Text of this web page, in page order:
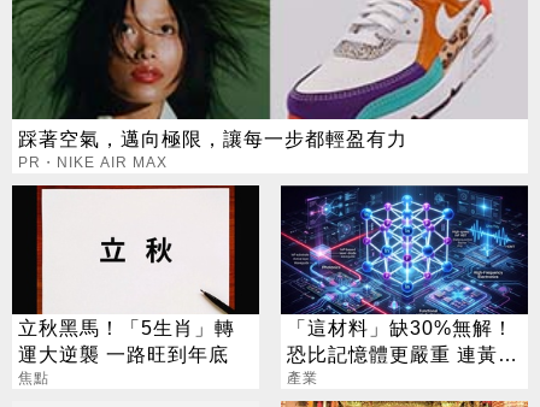
踩著空氣，邁向極限，讓每一步都輕盈有力
PR・NIKE AIR MAX
立秋黑馬！「5生肖」轉
運大逆襲 一路旺到年底
焦點
「這材料」缺30%無解！
恐比記憶體更嚴重 連黃仁
勳都掏錢秒訂
產業